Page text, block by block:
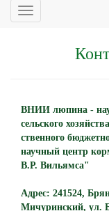
ВНИИ люпина -
сельского
ственного
научный центр
В.Р. Вильямса"
Адрес: 241524,
Мичуринский, ул.